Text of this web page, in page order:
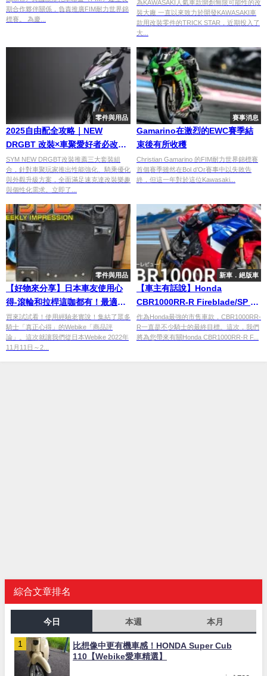
期合作夥伴關係，負責推廣FIM耐力世界錦
標賽。 為慶...
為KAWASAKI人氣車款開創無限可能性的改
裝大廠 一直以來致力於開發KAWASAKI車
款用改裝零件的TRICK STAR，近期投入了
大...
零件與用品
2025自由配全攻略｜NEW
DRGBT 改裝×車聚愛好者必改套
餐一次看！
SYM NEW DRGBT改裝推薦三大套裝組
合，針對車聚玩家推出性能強化、騎乘優化
與外觀升級方案，全面滿足速克達改裝樂趣
與個性化需求。立即了...
賽事消息
Gamarino在激烈的EWC賽季結
束後有所收穫
Christian Gamarino 的FIM耐力世界錦標賽
首個賽季雖然在Bol d’Or賽事中以失敗告
終，但這一年對於這位Kawasaki...
零件與用品
【好物來分享】日本車友使用心
得-滾輪和拉桿這咖都有！最適合
過夜旅行的座墊包就是你了！
買來試試看！使用經驗老實說！集結了眾多
騎士「真正心得」的Webike「商品評
論」。這次就讓我們從日本Webike 2022年
11月11日～2...
新車．絕版車
【車主有話說】Honda
CBR1000RR-R Fireblade/SP 到
底是怎樣的一輛車？！
作為Honda最強的市售車款，CBR1000RR-
R一直是不少騎士的最終目標。這次，我們
將為您帶來有關Honda CBR1000RR-R F...
綜合文章排名
今日 本週 本月
比想像中更有機車感！HONDA Super Cub
110【Webike愛車精選】